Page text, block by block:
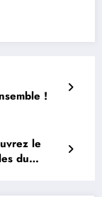
!
le
du